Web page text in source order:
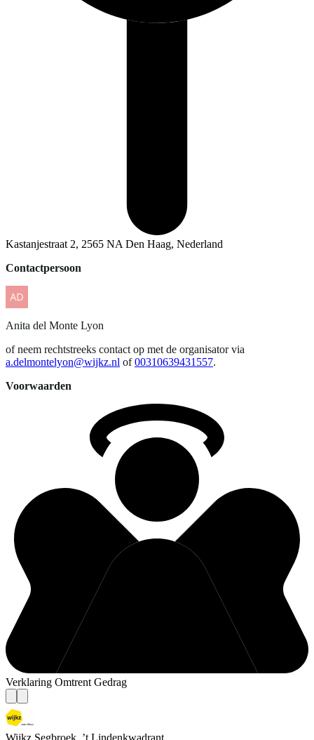
Kastanjestraat 2, 2565 NA Den Haag, Nederland
Contactpersoon
Anita del Monte Lyon
of neem rechtstreeks contact op met de organisator via
a.delmontelyon@wijkz.nl of 00310639431557.
Voorwaarden
Verklaring Omtrent Gedrag
Wijkz Segbroek, ’t Lindenkwadrant